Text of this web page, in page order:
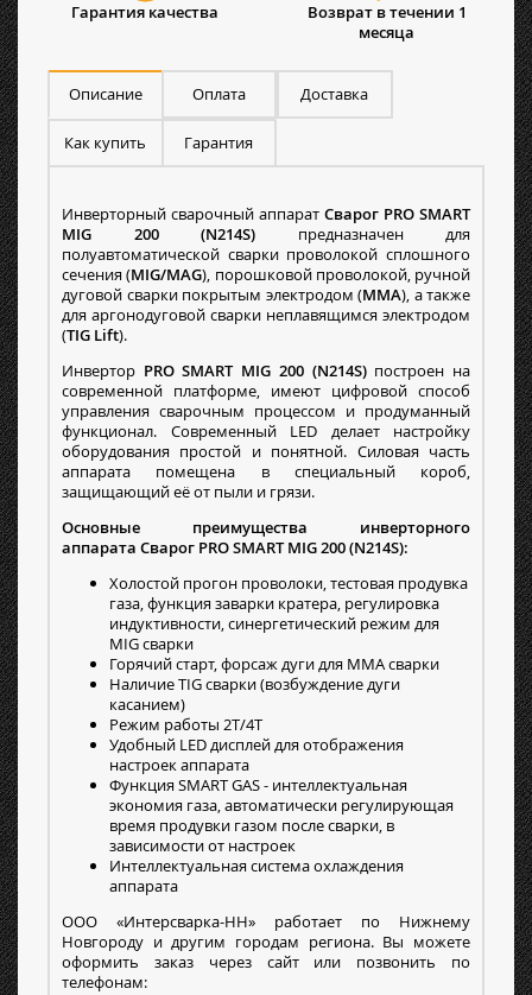
Гарантия качества
Возврат в течении 1
месяца
Описание Оплата Доставка
Как купить Гарантия
Инверторный сварочный аппарат Сварог PRO SMART
MIG 200 (N214S) предназначен для
полуавтоматической сварки проволокой сплошного
сечения (MIG/MAG), порошковой проволокой, ручной
дуговой сварки покрытым электродом (MMA), а также
для аргонодуговой сварки неплавящимся электродом
(TIG Lift).
Инвертор PRO SMART MIG 200 (N214S)построен на
современной платформе, имеют цифровой способ
управления сварочным процессом и продуманный
функционал. Современный LED делает настройку
оборудования простой и понятной. Силовая часть
аппарата помещена в специальный короб,
защищающий её от пыли и грязи.
Основные преимущества инверторного
аппарата Сварог PRO SMART MIG 200 (N214S):
Холостой прогон проволоки, тестовая продувка
газа, функция заварки кратера, регулировка
индуктивности, синергетический режим для
MIG сварки
Горячий старт, форсаж дуги для MMA сварки
Наличие TIG сварки (возбуждение дуги
касанием)
Режим работы 2Т/4Т
Удобный LED дисплей для отображения
настроек аппарата
Функция SMART GAS - интеллектуальная
экономия газа, автоматически регулирующая
время продувки газом после сварки, в
зависимости от настроек
Интеллектуальная система охлаждения
аппарата
ООО «Интерсварка-НН» работает по Нижнему
Новгороду и другим городам региона. Вы можете
оформить заказ через сайт или позвонить по
телефонам: